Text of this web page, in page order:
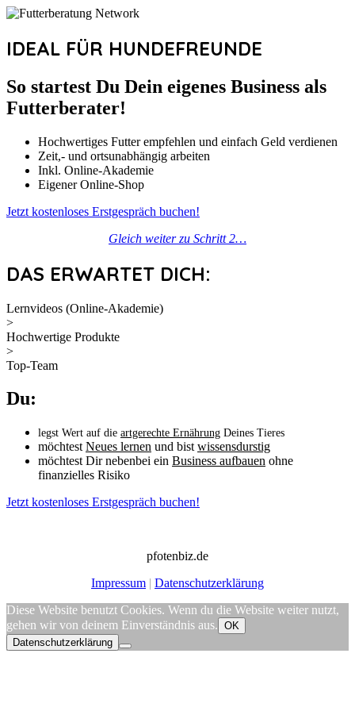
IDEAL FÜR HUNDEFREUNDE
So startest Du Dein eigenes Business als
Futterberater!
Hochwertiges Futter empfehlen und einfach Geld verdienen
Zeit,- und ortsunabhängig arbeiten
Inkl. Online-Akademie
Eigener Online-Shop
Jetzt kostenloses Erstgespräch buchen!
Gleich weiter zu Schritt 2…
DAS ERWARTET DICH:
Lernvideos (Online-Akademie)
>
Hochwertige Produkte
>
Top-Team
Du:
legst Wert auf die artgerechte Ernährung Deines Tieres
möchtest Neues lernen und bist wissensdurstig
möchtest Dir nebenbei ein Business aufbauen ohne
finanzielles Risiko
Jetzt kostenloses Erstgespräch buchen!
pfotenbiz.de
Impressum | Datenschutzerklärung
Diese Website benutzt Cookies. Wenn du die Website weiter nutzt,
gehen wir von deinem Einverständnis aus. OK
Datenschutzerklärung